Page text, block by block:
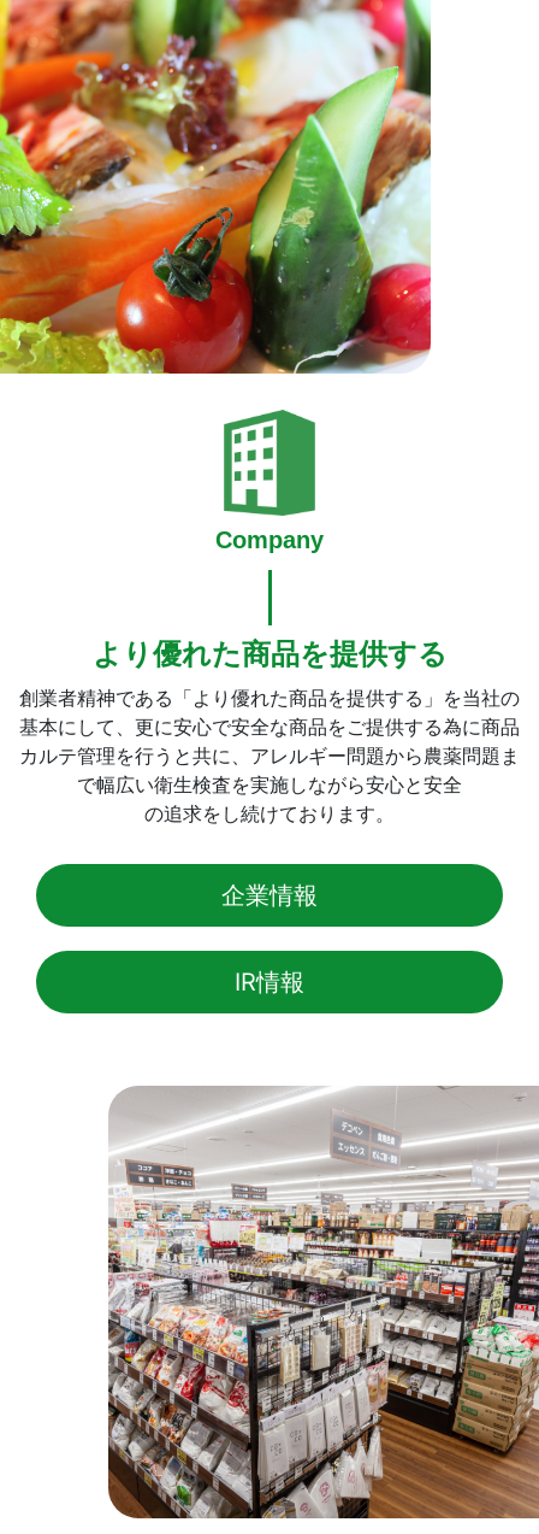
Company
より優れた商品を提供する
創業者精神である「より優れた商品を提供する」を当社の
基本にして、更に安心で安全な商品をご提供する為に商品
カルテ管理を行うと共に、アレルギー問題から農薬問題ま
で幅広い衛生検査を実施しながら安心と安全
の追求をし続けております。
企業情報
IR情報